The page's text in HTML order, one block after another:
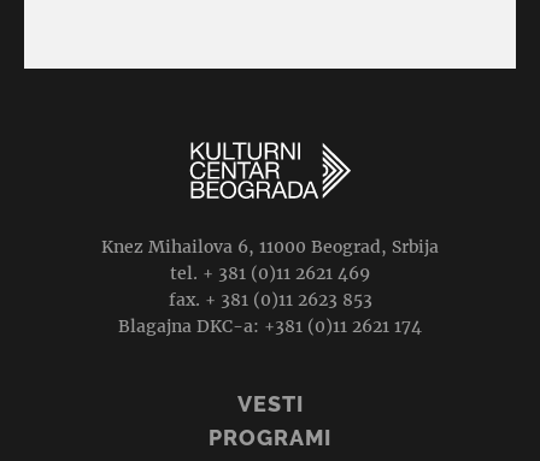
Knez Mihailova 6, 11000 Beograd, Srbija
tel. + 381 (0)11 2621 469
fax. + 381 (0)11 2623 853
Blagajna DKC-a: +381 (0)11 2621 174
VESTI
PROGRAMI